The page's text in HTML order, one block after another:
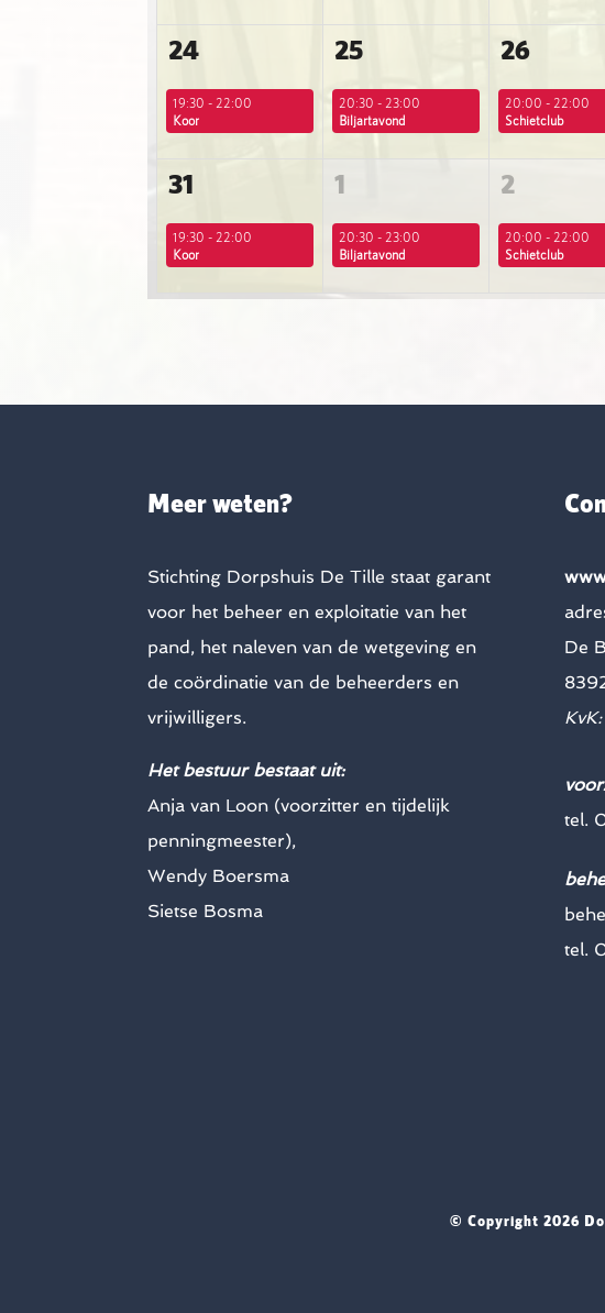
24 25 26
19:30 - 22:00
Koor
20:30 - 23:00
Biljartavond
20:00 - 22:00
Schietclub
31 1 2
19:30 - 22:00
Koor
20:30 - 23:00
Biljartavond
20:00 - 22:00
Schietclub
Meer weten?
Stichting Dorpshuis De Tille staat garant
voor het beheer en exploitatie van het
pand, het naleven van de wetgeving en
de coördinatie van de beheerders en
vrijwilligers.
Het bestuur bestaat uit:
Anja van Loon (voorzitter en tijdelijk
penningmeester),
Wendy Boersma
Sietse Bosma
De
KvK:
tel.
tel.
© Copyright 2026